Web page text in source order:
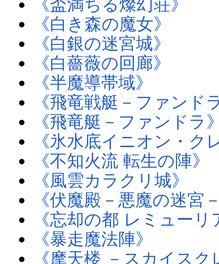
《盃満ちる燦幻荘》
《白き森の魔女》
《白銀の迷宮城》
《白薔薇の回廊》
《半魔導帯域》
《飛竜戦艇－ファンド
《飛竜艇－ファンドラ
《氷水底イニオン・ク
《不知火流 転生の陣》
《風雲カラクリ城》
《伏魔殿－悪魔の迷宮
《忘却の都 レミューリ
《暴走魔法陣》
《摩天楼 －スカイス